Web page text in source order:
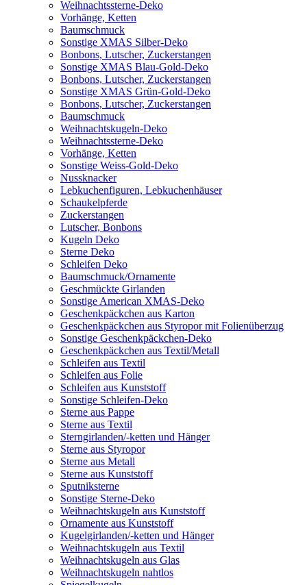
Weihnachtssterne-Deko
Vorhänge, Ketten
Baumschmuck
Sonstige XMAS Silber-Deko
Bonbons, Lutscher, Zuckerstangen
Sonstige XMAS Blau-Gold-Deko
Bonbons, Lutscher, Zuckerstangen
Sonstige XMAS Grün-Gold-Deko
Bonbons, Lutscher, Zuckerstangen
Baumschmuck
Weihnachtskugeln-Deko
Weihnachtssterne-Deko
Vorhänge, Ketten
Sonstige Weiss-Gold-Deko
Nussknacker
Lebkuchenfiguren, Lebkuchenhäuser
Schaukelpferde
Zuckerstangen
Lutscher, Bonbons
Kugeln Deko
Sterne Deko
Schleifen Deko
Baumschmuck/Ornamente
Geschmückte Girlanden
Sonstige American XMAS-Deko
Geschenkpäckchen aus Karton
Geschenkpäckchen aus Styropor mit Folienüberzug
Sonstige Geschenkpäckchen-Deko
Geschenkpäckchen aus Textil/Metall
Schleifen aus Textil
Schleifen aus Folie
Schleifen aus Kunststoff
Sonstige Schleifen-Deko
Sterne aus Pappe
Sterne aus Textil
Sterngirlanden/-ketten und Hänger
Sterne aus Styropor
Sterne aus Metall
Sterne aus Kunststoff
Sputniksterne
Sonstige Sterne-Deko
Weihnachtskugeln aus Kunststoff
Ornamente aus Kunststoff
Kugelgirlanden/-ketten und Hänger
Weihnachtskugeln aus Textil
Weihnachtskugeln aus Glas
Weihnachtskugeln nahtlos